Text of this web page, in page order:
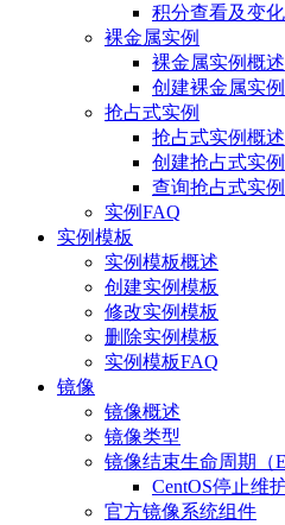
积分查看及变
裸金属实例
裸金属实例概述
创建裸金属实例
抢占式实例
抢占式实例概述
创建抢占式实例
查询抢占式实
实例FAQ
实例模板
实例模板概述
创建实例模板
修改实例模板
删除实例模板
实例模板FAQ
镜像
镜像概述
镜像类型
镜像结束生命周期（
CentOS停止维
官方镜像系统组件